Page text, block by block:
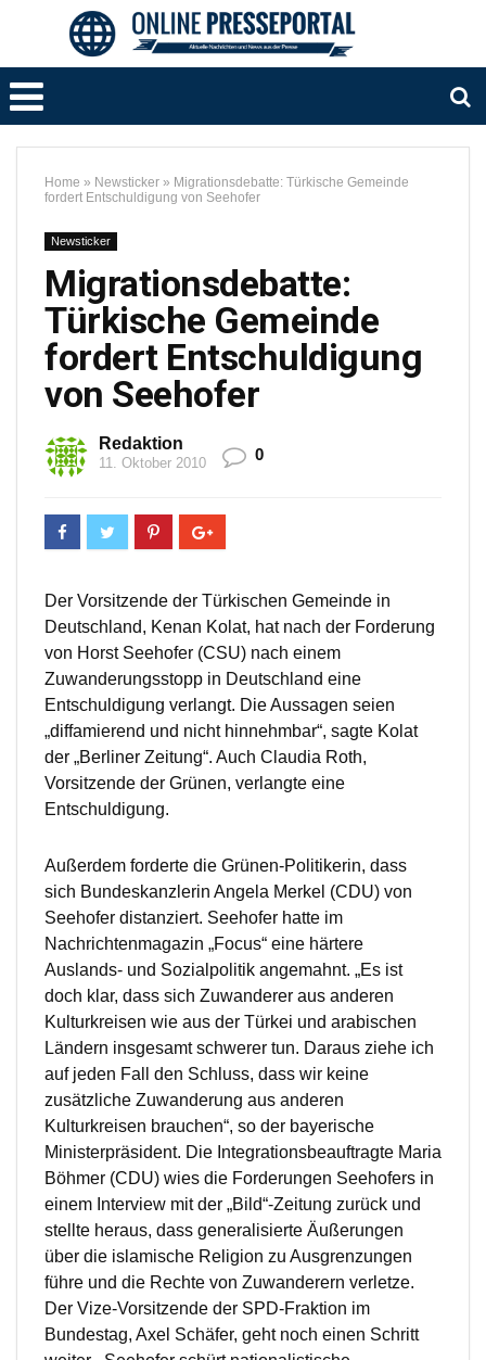
Home » Newsticker » Migrationsdebatte: Türkische Gemeinde
fordert Entschuldigung von Seehofer
Newsticker
Migrationsdebatte:
Türkische Gemeinde
fordert Entschuldigung
von Seehofer
Redaktion
11. Oktober 2010 0
Der Vorsitzende der Türkischen Gemeinde in
Deutschland, Kenan Kolat, hat nach der Forderung
von Horst Seehofer (CSU) nach einem
Zuwanderungsstopp in Deutschland eine
Entschuldigung verlangt. Die Aussagen seien
„diffamierend und nicht hinnehmbar“, sagte Kolat
der „Berliner Zeitung“. Auch Claudia Roth,
Vorsitzende der Grünen, verlangte eine
Entschuldigung.
Außerdem forderte die Grünen-Politikerin, dass
sich Bundeskanzlerin Angela Merkel (CDU) von
Seehofer distanziert. Seehofer hatte im
Nachrichtenmagazin „Focus“ eine härtere
Auslands- und Sozialpolitik angemahnt. „Es ist
doch klar, dass sich Zuwanderer aus anderen
Kulturkreisen wie aus der Türkei und arabischen
Ländern insgesamt schwerer tun. Daraus ziehe ich
auf jeden Fall den Schluss, dass wir keine
zusätzliche Zuwanderung aus anderen
Kulturkreisen brauchen“, so der bayerische
Ministerpräsident. Die Integrationsbeauftragte Maria
Böhmer (CDU) wies die Forderungen Seehofers in
einem Interview mit der „Bild“-Zeitung zurück und
stellte heraus, dass generalisierte Äußerungen
über die islamische Religion zu Ausgrenzungen
führe und die Rechte von Zuwanderern verletze.
Der Vize-Vorsitzende der SPD-Fraktion im
Bundestag, Axel Schäfer, geht noch einen Schritt